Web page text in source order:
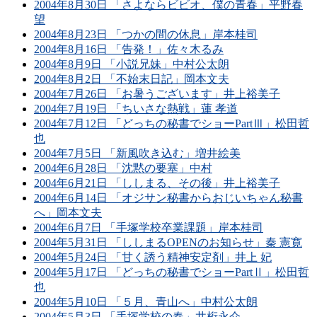
2004年8月30日 「さよならビビオ、僕の青春」平野春
望
2004年8月23日 「つかの間の休息」岸本桂司
2004年8月16日 「告発！」佐々木るみ
2004年8月9日 「小説兄妹」中村公太朗
2004年8月2日 「不始末日記」岡本文夫
2004年7月26日 「お暑うございます」井上裕美子
2004年7月19日 「ちいさな熱戦」蓮 孝道
2004年7月12日 「どっちの秘書でショーPartⅢ」松田哲
也
2004年7月5日 「新風吹き込む」増井絵美
2004年6月28日 「沈黙の要塞」中村
2004年6月21日 「ししまる、その後」井上裕美子
2004年6月14日 「オジサン秘書からおじいちゃん秘書
へ」岡本文夫
2004年6月7日 「手塚学校卒業課題」岸本桂司
2004年5月31日 「ししまるOPENのお知らせ」秦 憲寛
2004年5月24日 「甘く誘う精神安定剤」井上 妃
2004年5月17日 「どっちの秘書でショーPartⅡ」松田哲
也
2004年5月10日 「５月、青山へ」中村公太朗